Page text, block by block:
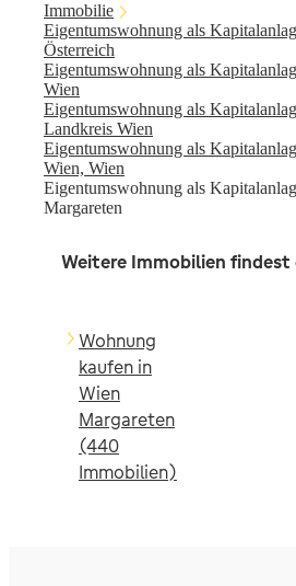
Immobilie
Eigentumswohnung als
Österreich
Eigentumswohnung als
Wien
Eigentumswohnung als
Landkreis Wien
Eigentumswohnung als
Wien, Wien
Eigentumswohnung als
Margareten
Weitere Immobilien findest
Wohnung
kaufen in
Wien
Margareten
(440
Immobilien)